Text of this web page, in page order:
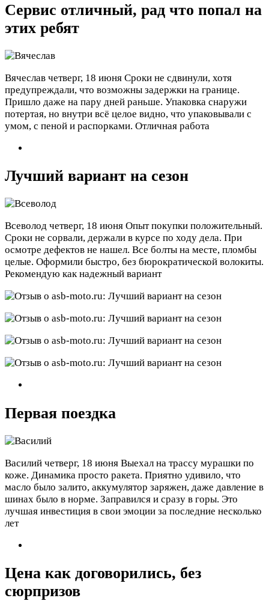
Сервис отличный, рад что попал на
этих ребят
Вячеслав четверг, 18 июня Сроки не сдвинули, хотя
предупреждали, что возможны задержки на границе.
Пришло даже на пару дней раньше. Упаковка снаружи
потертая, но внутри всё целое видно, что упаковывали с
умом, с пеной и распорками. Отличная работа
Лучший вариант на сезон
Всеволод четверг, 18 июня Опыт покупки положительный.
Сроки не сорвали, держали в курсе по ходу дела. При
осмотре дефектов не нашел. Все болты на месте, пломбы
целые. Оформили быстро, без бюрократической волокиты.
Рекомендую как надежный вариант
Первая поездка
Василий четверг, 18 июня Выехал на трассу мурашки по
коже. Динамика просто ракета. Приятно удивило, что
масло было залито, аккумулятор заряжен, даже давление в
шинах было в норме. Заправился и сразу в горы. Это
лучшая инвестиция в свои эмоции за последние несколько
лет
Цена как договорились, без
сюрпризов